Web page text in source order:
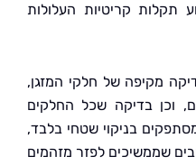
העלולות
של חלקי המזגן,
שכל החלקים
שטחי בלבד,
לפזר מזהמים